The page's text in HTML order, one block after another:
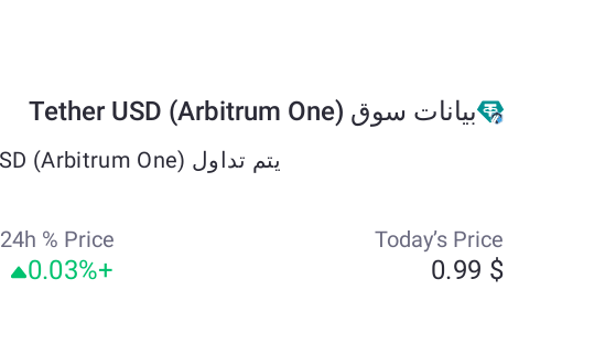
بيانات سوق Tether USD (Arbitrum One)
يتم تداول Tether USD (Arbitrum One) حاليًا بحوالي $0.99 وقد تغير بنسبة +0.03% خلال الأيام السبعة الماضية.
Today’s Price
$ 0.99
24h % Price
+0.03%